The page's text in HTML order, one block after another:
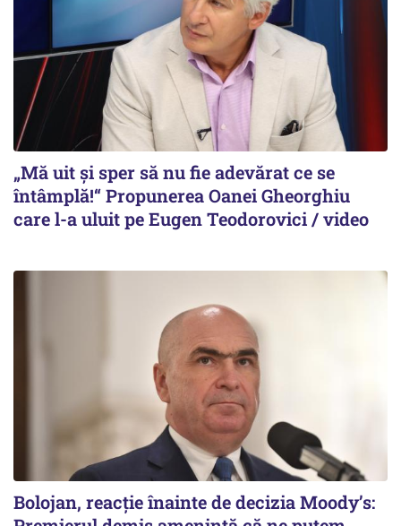
„Mă uit și sper să nu fie adevărat ce se
întâmplă!“ Propunerea Oanei Gheorghiu
care l-a uluit pe Eugen Teodorovici / video
Bolojan, reacție înainte de decizia Moody’s: